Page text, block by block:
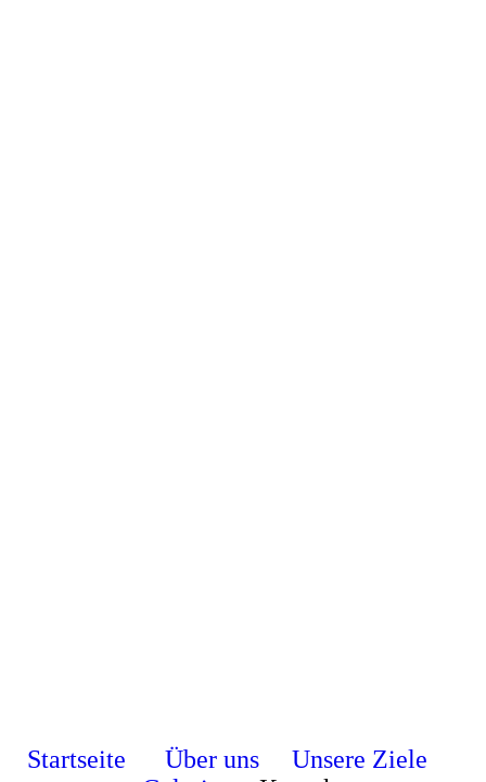
Startseite Über uns
Unsere Ziele